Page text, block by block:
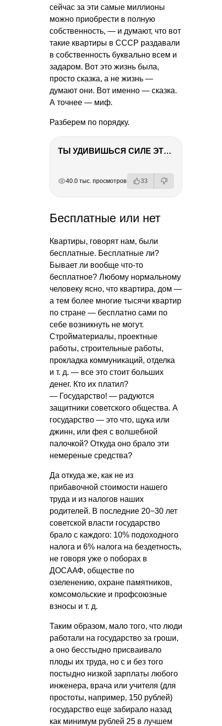
сейчас за эти самые миллионы
можно приобрести в полную
собственность, — и думают, что вот
такие квартиры в СССР раздавали
в собственность буквально всем и
задаром. Вот это жизнь была,
просто сказка, а не жизнь —
думают они. Вот именно — сказка.
А точнее — миф.
Разберем по порядку.
ТЫ УДИВИШЬСЯ СИЛЕ ЭТО ЧЕЛОВЕКА! Блог о нашей поездке в Вышний Волочек
40.0 тыс. просмотров 33
Бесплатные или нет
Квартиры, говорят нам, были
бесплатные. Бесплатные ли?
Бывает ли вообще что-то
бесплатное? Любому нормальному
человеку ясно, что квартира, дом —
а тем более многие тысячи квартир
по стране — бесплатно сами по
себе возникнуть не могут.
Стройматериалы, проектные
работы, строительные работы,
прокладка коммуникаций, отделка
и т. д. — все это стоит больших
денег. Кто их платил?
— Государство! — радуются
защитники советского общества. А
государство — это что, щука или
джинн, или фея с волшебной
палочкой? Откуда оно брало эти
немереные средства?
Да откуда же, как не из
прибавочной стоимости нашего
труда и из налогов наших
родителей. В последние 20−30 лет
советской власти государство
брало с каждого: 10% подоходного
налога и 6% налога на бездетность,
не говоря уже о поборах в
ДОСААФ, обществе по
озеленению, охране памятников,
комсомольские и профсоюзные
взносы и т. д.
Таким образом, мало того, что люди
работали на государство за гроши,
а оно бесстыдно присваивало
плоды их труда, но с и без того
постыдно низкой зарплаты любого
инженера, врача или учителя (для
простоты, например, 150 рублей)
государство еще забирало назад
как минимум рублей 25 в лучшем